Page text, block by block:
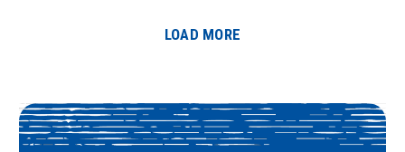
LOAD MORE